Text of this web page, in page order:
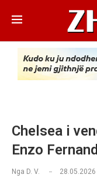
Chelsea i
Enzo
Nga D. V.